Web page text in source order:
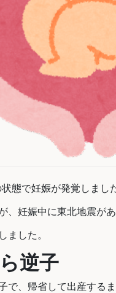
態で妊娠が発覚しました
妊娠中に東北地震があ
ました。
逆子
で、帰省して出産する